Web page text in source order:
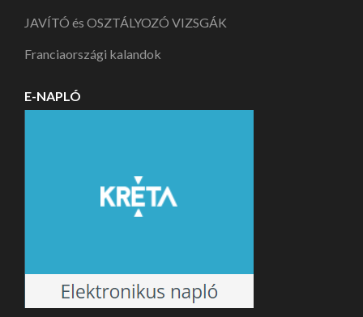
JAVÍTÓ és OSZTÁLYOZÓ VIZSGÁK
Franciaországi kalandok
E-NAPLÓ